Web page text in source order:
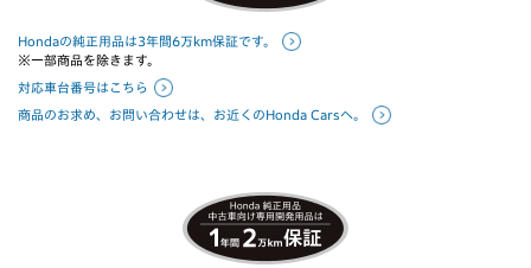
Hondaの純正用品は3年間6万km保証です。
※一部商品を除きます。
対応車台番号はこちら
商品のお求め、お問い合わせは、お近くのHonda Carsへ。